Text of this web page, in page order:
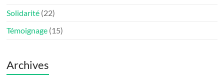
Solidarité (22)
Témoignage (15)
Archives